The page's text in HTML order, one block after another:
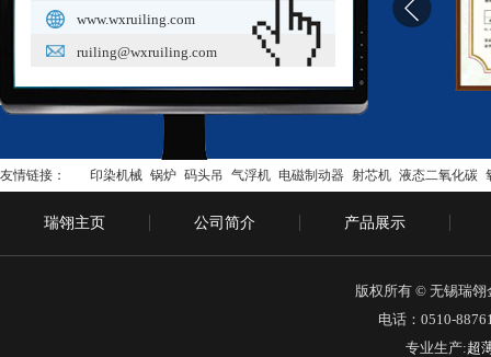
www.wxruiling.com
ruiling@wxruiling.com
友情链接： 印染机械 锅炉 码头吊 气浮机 电磁制动器 射芯机 液态二氧化碳
瑞翎主页 公司简介 产品展示
版权所有 © 无锡瑞
电话：0510-
专业生产:超